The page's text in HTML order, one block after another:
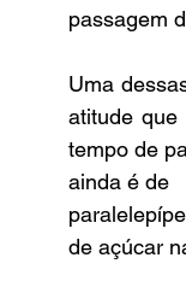
passagem
Uma
atitude
tempo de
ainda é de
de açúcar